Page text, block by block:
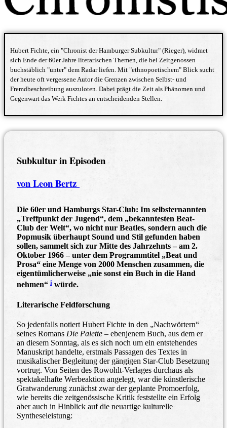
Hubert Fichte, ein "Chronist der Hamburger Subkultur" (Rieger), widmet
sich Ende der 60er Jahre literarischen Themen, die bei Zeitgenossen
buchstäblich "unter" dem Radar liefen. Mit "ethnopoetischem" Blick sucht
der heute oft vergessene Autor die Grenzen zwischen Selbst- und
Fremdbeschreibung auszuloten. Dabei prägt die Zeit als Phänomen und
Gegenwart das Werk Fichtes an entscheidenden Stellen.
Subkultur in Episoden
von Leon Bertz
Die 60er und Hamburgs Star-Club: Im selbsternannten
„Treffpunkt der Jugend“, dem „bekanntesten Beat-
Club der Welt“, wo nicht nur Beatles, sondern auch die
Popmusik überhaupt Sound und Stil gefunden haben
sollen, sammelt sich zur Mitte des Jahrzehnts – am 2.
Oktober 1966 – unter dem Programmtitel „Beat und
Prosa“ eine Menge von 2000 Menschen zusammen, die
eigentümlicherweise „nie sonst ein Buch in die Hand
nehmen“ i würde.
Literarische Feldforschung
So jedenfalls notiert Hubert Fichte in den „Nachwörtern“
seines Romans Die Palette– ebenjenem Buch, aus dem er
an diesem Sonntag, als es sich noch um ein entstehendes
Manuskript handelte, erstmals Passagen des Textes in
musikalischer Begleitung der gängigen Star-Club Besetzung
vortrug. Von Seiten des Rowohlt-Verlages durchaus als
spektakelhafte Werbeaktion angelegt, war die künstlerische
Gratwanderung zunächst zwar der geplante Promoerfolg,
wie bereits die zeitgenössische Kritik feststellte ein Erfolg
aber auch in Hinblick auf die neuartige kulturelle
Syntheseleistung: